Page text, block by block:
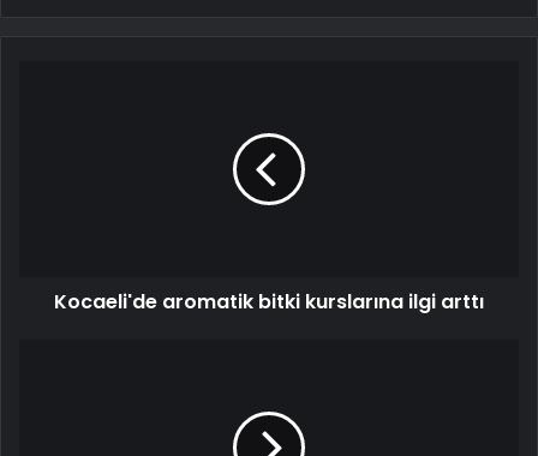
Kocaeli'de aromatik bitki kurslarına ilgi arttı